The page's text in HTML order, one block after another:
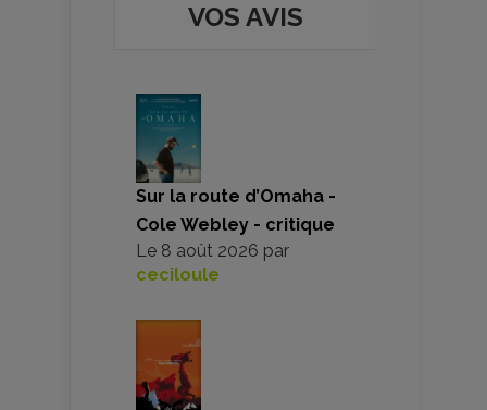
VOS AVIS
Sur la route d’Omaha -
Cole Webley - critique
Le 8 août 2026 par
ceciloule